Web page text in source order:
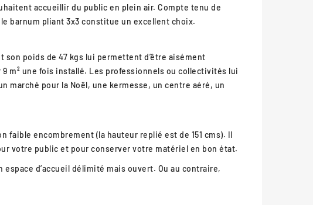
accueillir du public en plein air. Compte tenu de
barnum pliant 3x3 constitue un excellent choix.
poids de 47 kgs lui permettent d’être aisément
m² une fois installé. Les professionnels ou collectivités lui
pour la Noël, une kermesse, un centre aéré, un
encombrement (la hauteur replié est de 151 cms). Il
votre public et pour conserver votre matériel en bon état.
d’accueil délimité mais ouvert. Ou au contraire,